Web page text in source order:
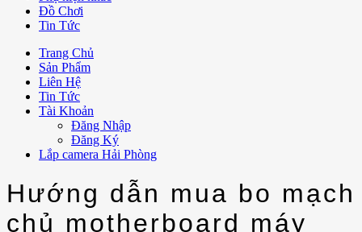
Đồ Chơi
Tin Tức
Trang Chủ
Sản Phẩm
Liên Hệ
Tin Tức
Tài Khoản
Đăng Nhập
Đăng Ký
Lắp camera Hải Phòng
Hướng dẫn mua bo mạch
chủ motherboard máy